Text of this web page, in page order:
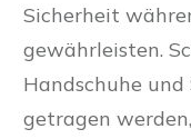
Sicherheit
gewährleisten.
Handschuhe
getragen